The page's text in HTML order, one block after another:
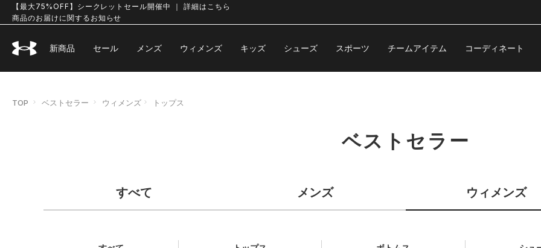
【最大75%OFF】シークレットセール開催中 ｜ 詳細はこちら
商品のお届けに関するお知らせ
新商品 セール メンズ ウィメンズ キッズ シューズ スポーツ チームアイテム コーディネート
TOP ベストセラー ウィメンズ トップス
ベストセラー
すべて メンズ ウィメンズ